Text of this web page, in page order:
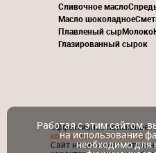
Сливочное масло
Масло шоколадное
Плавленый сырМолоко
Глазированный сырок
Эффективное поисковое
компании ContactGroup
Сайт носит
Работая с этим сайтом,
на использование
необходимо для